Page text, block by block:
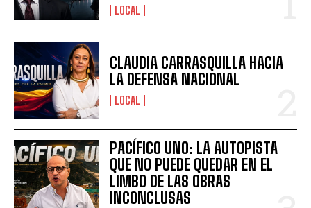
LOCAL
CLAUDIA CARRASQUILLA HACIA
LA DEFENSA NACIONAL
LOCAL
PACÍFICO UNO: LA AUTOPISTA
QUE NO PUEDE QUEDAR EN EL
LIMBO DE LAS OBRAS
INCONCLUSAS